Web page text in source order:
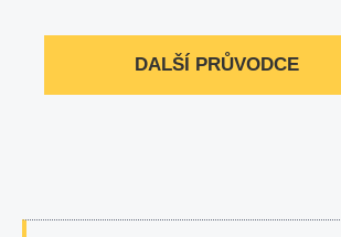
DALŠÍ PRŮVODCE